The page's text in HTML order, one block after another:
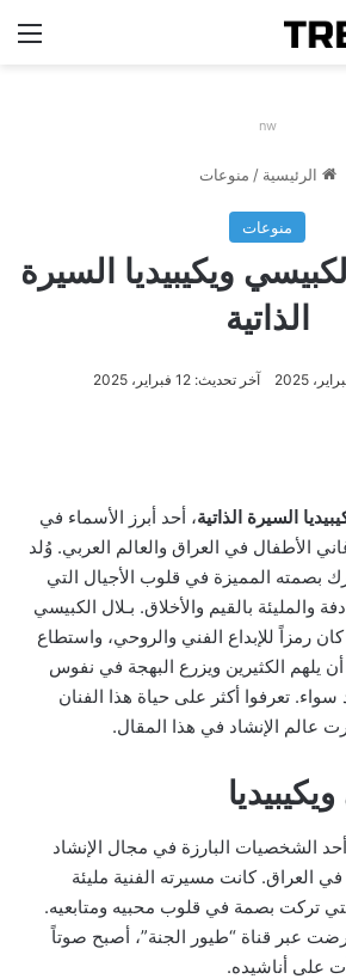
nw
الرئيسية / منوعات
منوعات
ويكيبيديا السيرة
الذاتية
آخر تحديث: 12 فبراير، 2025
السيرة الذاتية، أحد أبرز الأسماء في
الأطفال في العراق والعالم العربي. وُلد
عام 1969، وترك بصمته المميزة في قلوب الأجيال التي
والمليئة بالقيم والأخلاق. بـلال الكبيسي
رمزاً للإبداع الفني والروحي، واستطاع
يلهم الكثيرين ويزرع البهجة في نفوس
تعرفوا أكثر على حياة هذا الفنان
عالم الإنشاد في هذا المقال.
الشخصيات البارزة في مجال الإنشاد
في العراق. كانت مسيرته الفنية مليئة
تركت بصمة في قلوب محبيه ومتابعيه.
عبر قناة “طيور الجنة”، أصبح صوتاً
على أناشيده.